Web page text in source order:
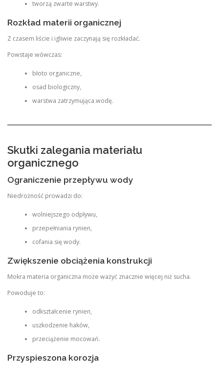
tworzą zwarte warstwy.
Rozkład materii organicznej
Z czasem liście i igliwie zaczynają się rozkładać.
Powstaje wówczas:
błoto organiczne,
osad biologiczny,
warstwa zatrzymująca wodę.
Skutki zalegania materiału
organicznego
Ograniczenie przepływu wody
Niedrożność prowadzi do:
wolniejszego odpływu,
przepełniania rynien,
cofania się wody.
Zwiększenie obciążenia konstrukcji
Mokra materia organiczna może ważyć znacznie więcej niż sucha.
Powoduje to:
odkształcenie rynien,
uszkodzenie haków,
przeciążenie mocowań.
Przyspieszona korozja